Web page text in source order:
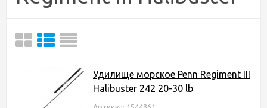
Удилище морское Penn Regiment III
Halibuster 242 20-30 lb